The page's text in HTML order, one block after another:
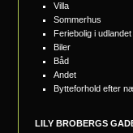
LILY BROBERGS
Villa
Sommerhus
Feriebolig i udlandet
Biler
Båd
Andet
Bytteforhold efter